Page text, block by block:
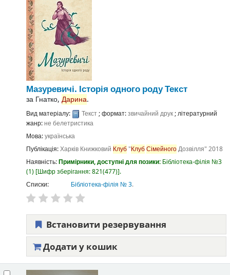
Мазуревичі. Історія одного родуТекст
за Гнатко, Дарина.
Вид матеріалу: Текст; формат:звичайний друк; літературний
жанр:не белетристика
Мова:українська
Публікація:Харків Книжковий Клуб"КлубСімейногоДозвілля" 2018
Наявність:Примірники, доступні для позики: Бібліотека-філія №3
(1) Шифр зберігання:821(477) .
Списки:
Бібліотека-філія № 3.
Встановити резервування
Додати у кошик